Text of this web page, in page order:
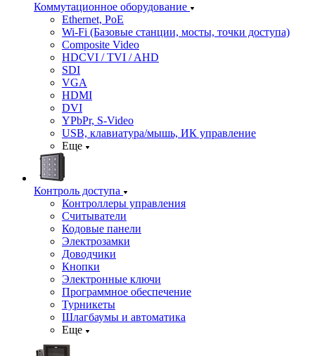
Коммутационное оборудование
Ethernet, PoE
Wi-Fi (Базовые станции, мосты, точки доступа)
Composite Video
HDCVI / TVI / AHD
SDI
VGA
HDMI
DVI
YPbPr, S-Video
USB, клавиатура/мышь, ИК управление
Еще
Контроль доступа
Контроллеры управления
Считыватели
Кодовые панели
Электрозамки
Доводчики
Кнопки
Электронные ключи
Программное обеспечение
Турникеты
Шлагбаумы и автоматика
Еще